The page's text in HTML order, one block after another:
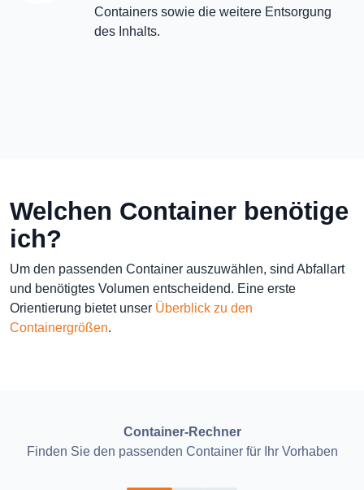
Containers sowie die weitere Entsorgung
des Inhalts.
Welchen Container benötige
ich?
Um den passenden Container auszuwählen, sind Abfallart
und benötigtes Volumen entscheidend. Eine erste
Orientierung bietet unser Überblick zu den
Containergrößen.
Container-Rechner
Finden Sie den passenden Container für Ihr Vorhaben